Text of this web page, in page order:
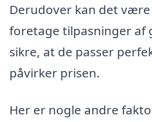
Derudover kan det
foretage tilpasninger af
sikre, at de passer
påvirker prisen.
Her er nogle andre